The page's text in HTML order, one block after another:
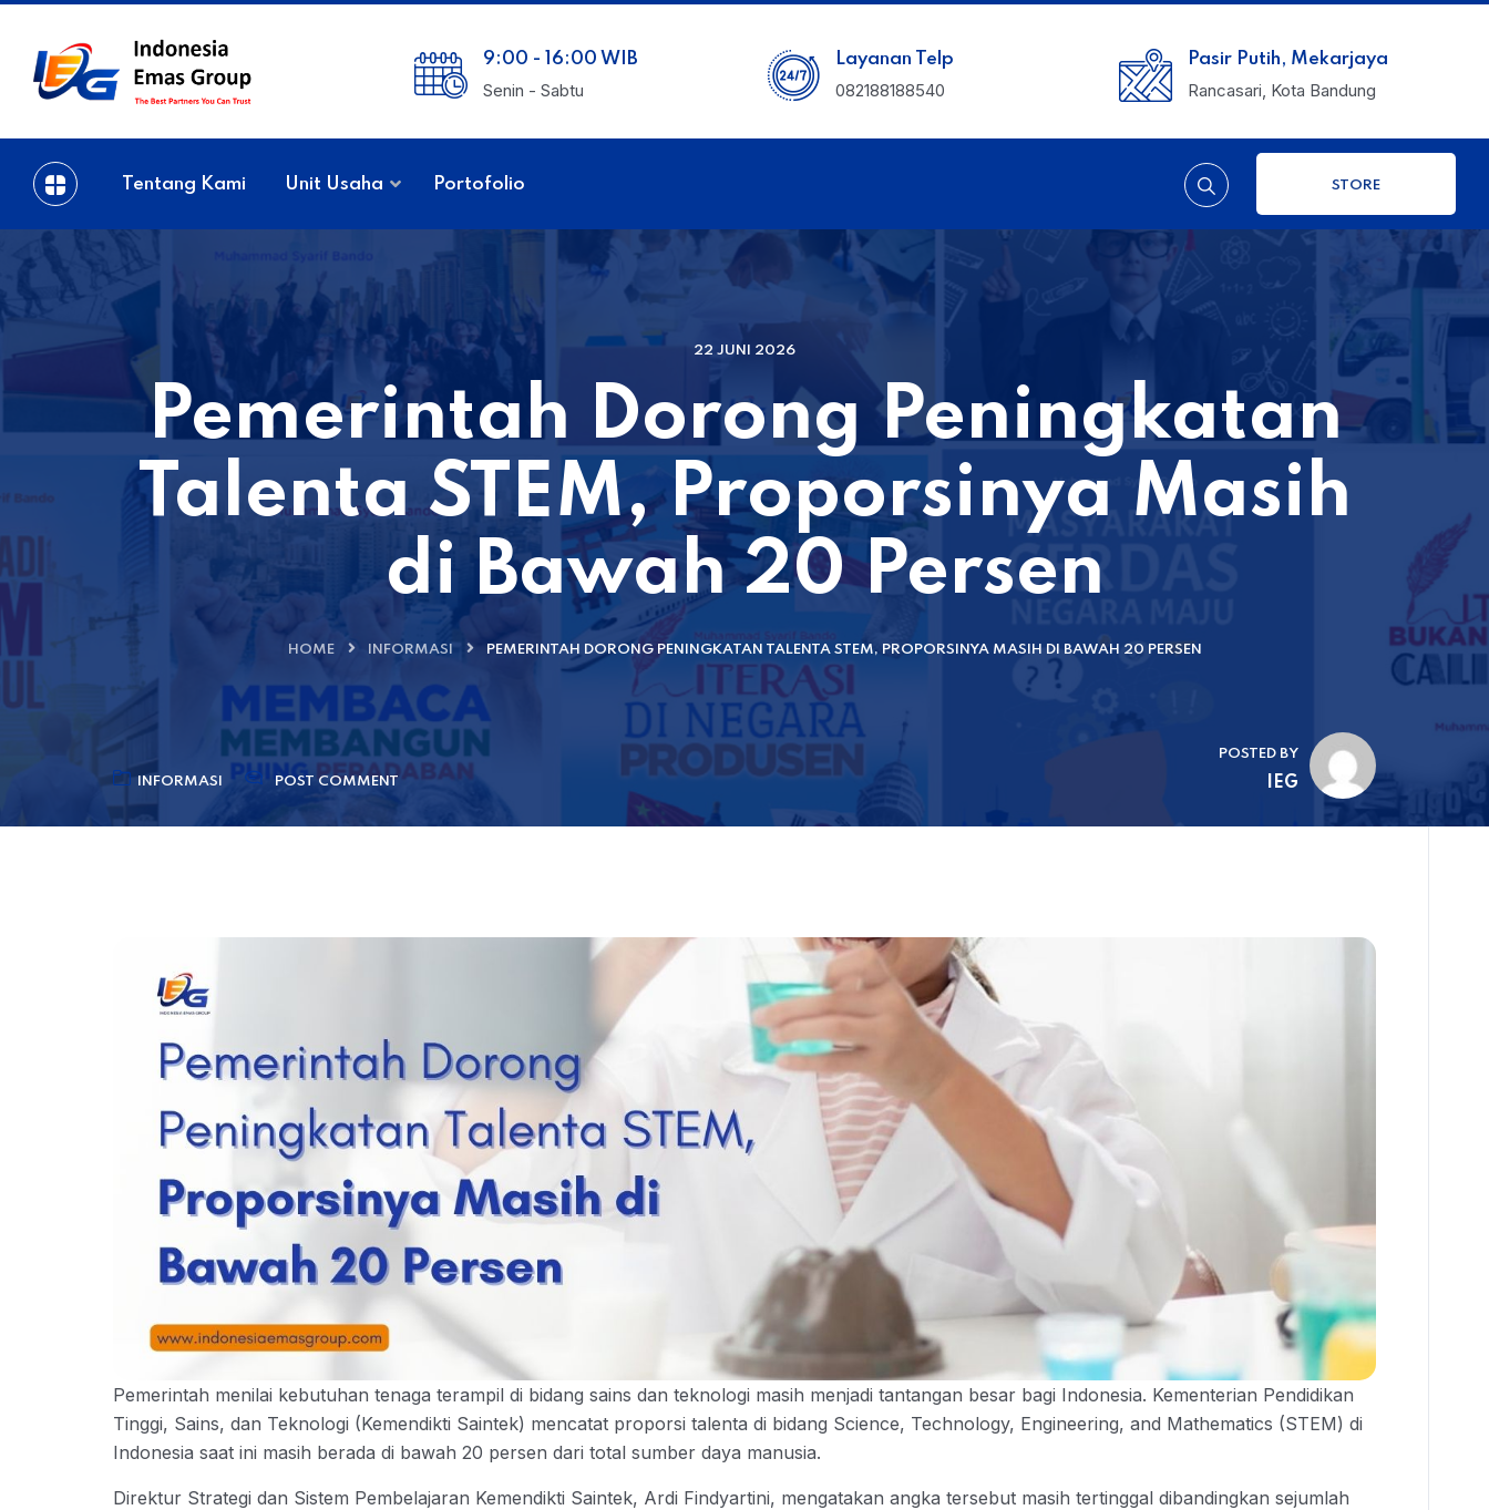
9:00 - 16:00 WIB
Senin - Sabtu
Layanan Telp
082188188540
Pasir Putih, Mekarjaya
Rancasari, Kota Bandung
Tentang Kami Unit Usaha Portofolio STORE
22 JUNI 2026
Pemerintah Dorong Peningkatan
Talenta STEM, Proporsinya Masih
di Bawah 20 Persen
HOME INFORMASI PEMERINTAH DORONG PENINGKATAN TALENTA STEM, PROPORSINYA MASIH DI BAWAH 20 PERSEN
INFORMASI POST COMMENT
POSTED BY
IEG
Pemerintah menilai kebutuhan tenaga terampil di bidang sains dan teknologi masih menjadi tantangan besar bagi Indonesia. Kementerian Pendidikan
Tinggi, Sains, dan Teknologi (Kemendikti Saintek) mencatat proporsi talenta di bidang Science, Technology, Engineering, and Mathematics (STEM) di
Indonesia saat ini masih berada di bawah 20 persen dari total sumber daya manusia.
Direktur Strategi dan Sistem Pembelajaran Kemendikti Saintek, Ardi Findyartini, mengatakan angka tersebut masih tertinggal dibandingkan sejumlah